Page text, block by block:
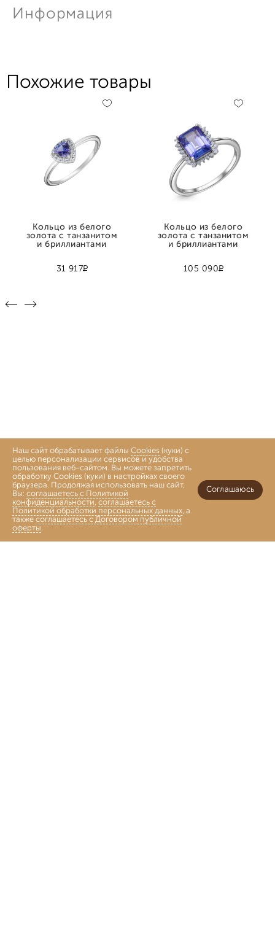
Информация
Похожие товары
31 917Р
Кольцо из белого
золота с танзанитом
и бриллиантами
105 090Р
Кольцо из белого
золота с танзанитом
и бриллиантами
Главная
Наш сайт обрабатывает файлы Cookies (куки) с
целью персонализации сервисов и удобства
пользования веб-сайтом. Вы можете запретить
обработку Cookies (куки) в настройках своего
браузера. Продолжая использовать наш сайт,
Вы: соглашаетесь с Политикой
конфиденциальности, соглашаетесь с
Политикой обработки персональных данных, а
также соглашаетесь с Договором публичной
оферты.
Соглашаюсь